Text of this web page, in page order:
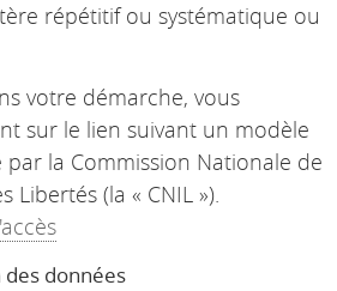
répétitif ou systématique ou
votre démarche, vous
sur le lien suivant un modèle
la Commission Nationale de
Libertés (la « CNIL »).
données